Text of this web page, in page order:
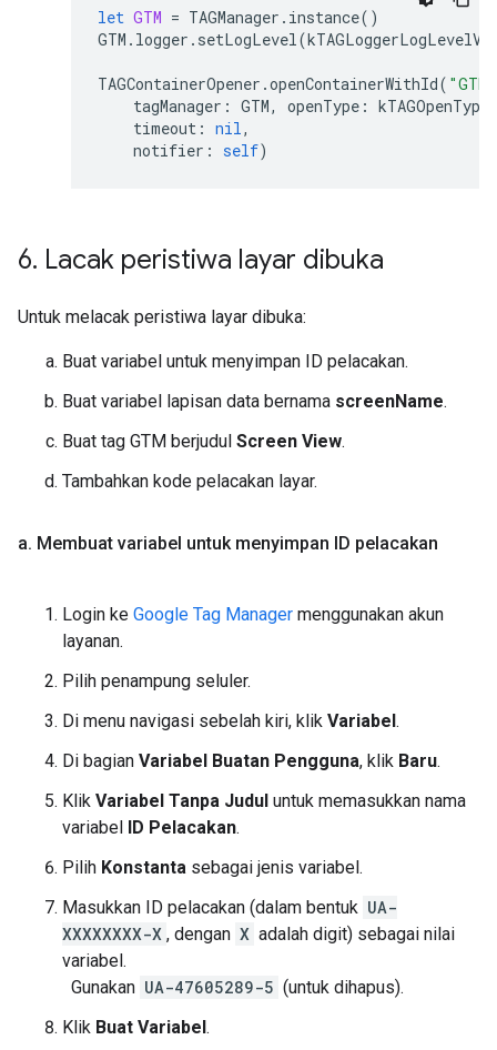
let GTM = TAGManager . instance()
GTM . logger . setLogLevel (
TAGContainerOpener .openContainerWithId(
tagManager : GTM, openType:
timeout : nil ,
notifier : self)
6. Lacak peristiwa layar dibuka
Untuk melacak peristiwa layar dibuka:
Buat variabel untuk menyimpan ID pelacakan.
Buat variabel lapisan data bernama screenName.
Buat tag GTM berjudul Screen View.
Tambahkan kode pelacakan layar.
a. Membuat variabel untuk menyimpan ID pelacakan
Login ke Google Tag Manager menggunakan akun
layanan.
Pilih penampung seluler.
Di menu navigasi sebelah kiri, klik Variabel.
Di bagian Variabel Buatan Pengguna, klik Baru.
Klik Variabel Tanpa Judul untuk memasukkan nama
variabel ID Pelacakan.
Pilih Konstanta sebagai jenis variabel.
Masukkan ID pelacakan (dalam bentuk UA-
XXXXXXXX-X , dengan X adalah digit) sebagai nilai
variabel.
Gunakan UA-47605289-5 (untuk dihapus).
Klik Buat Variabel.